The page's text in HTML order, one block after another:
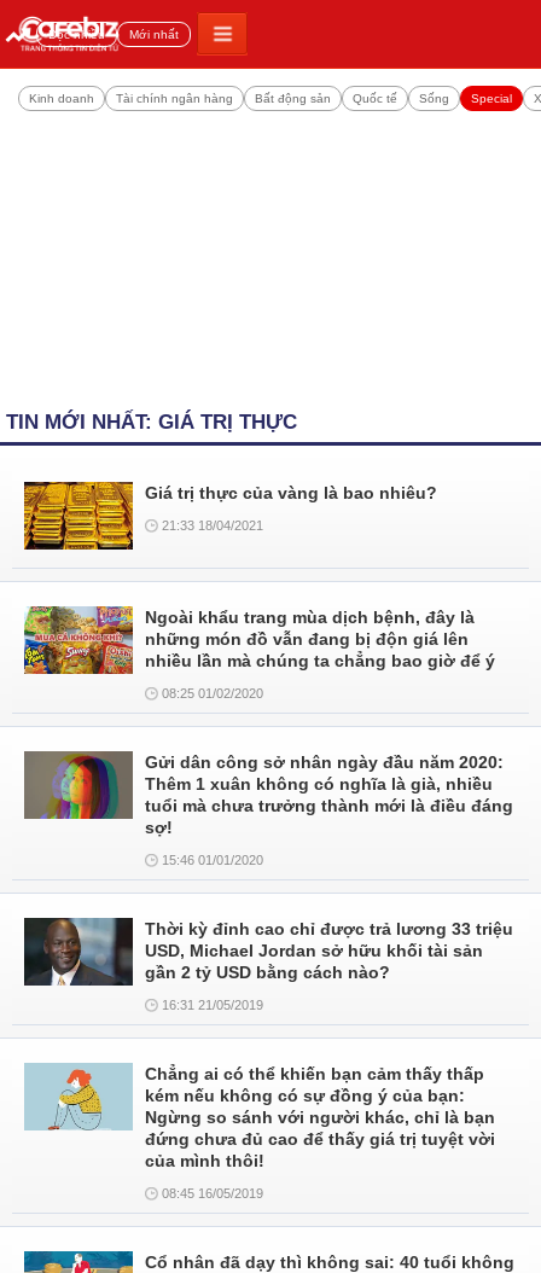
Đọc nhiều Mới nhất
Kinh doanh Tài chính ngân hàng Bất động sản Quốc tế Sống Special
TIN MỚI NHẤT: GIÁ TRỊ THỰC
Giá trị thực của vàng là bao nhiêu?
21:33 18/04/2021
Ngoài khẩu trang mùa dịch bệnh, đây là
những món đồ vẫn đang bị độn giá lên
nhiều lần mà chúng ta chẳng bao giờ để ý
08:25 01/02/2020
Gửi dân công sở nhân ngày đầu năm 2020:
Thêm 1 xuân không có nghĩa là già, nhiều
tuổi mà chưa trưởng thành mới là điều đáng
sợ!
15:46 01/01/2020
Thời kỳ đỉnh cao chỉ được trả lương 33 triệu
USD, Michael Jordan sở hữu khối tài sản
gần 2 tỷ USD bằng cách nào?
16:31 21/05/2019
Chẳng ai có thể khiến bạn cảm thấy thấp
kém nếu không có sự đồng ý của bạn:
Ngừng so sánh với người khác, chỉ là bạn
đứng chưa đủ cao để thấy giá trị tuyệt vời
của mình thôi!
08:45 16/05/2019
Cổ nhân đã dạy thì không sai: 40 tuổi không